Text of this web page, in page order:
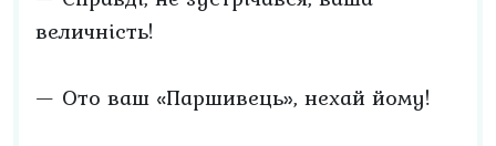
величність!
— Ото ваш «Паршивець», нехай йому!